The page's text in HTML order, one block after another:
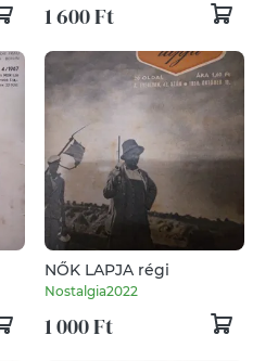
1 600 Ft
NŐK LAPJA régi
Nostalgia2022
1 000 Ft